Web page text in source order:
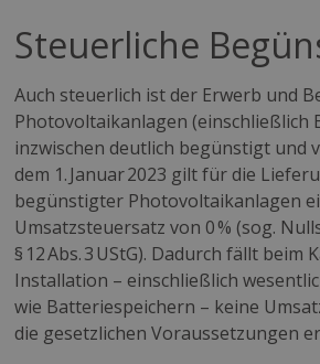
Steuerliche
Auch steuerlich ist der Erwerb und
Photovoltaikanlagen (einschließlich
inzwischen deutlich begünstigt und
dem 1. Januar 2023 gilt für die
begünstigter Photovoltaikanlagen
Umsatzsteuersatz von 0 % (sog.
§ 12 Abs. 3 UStG). Dadurch fällt beim
Installation – einschließlich
wie Batteriespeichern – keine
die gesetzlichen Voraussetzungen